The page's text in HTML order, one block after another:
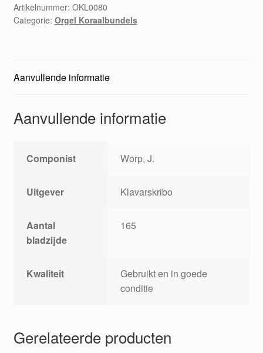
Artikelnummer: OKL0080
Categorie: Orgel Koraalbundels
Aanvullende informatie
Aanvullende informatie
Componist Worp, J.
Uitgever Klavarskribo
Aantal
bladzijde
165
Kwaliteit
Gebruikt en in goede
conditie
Gerelateerde producten